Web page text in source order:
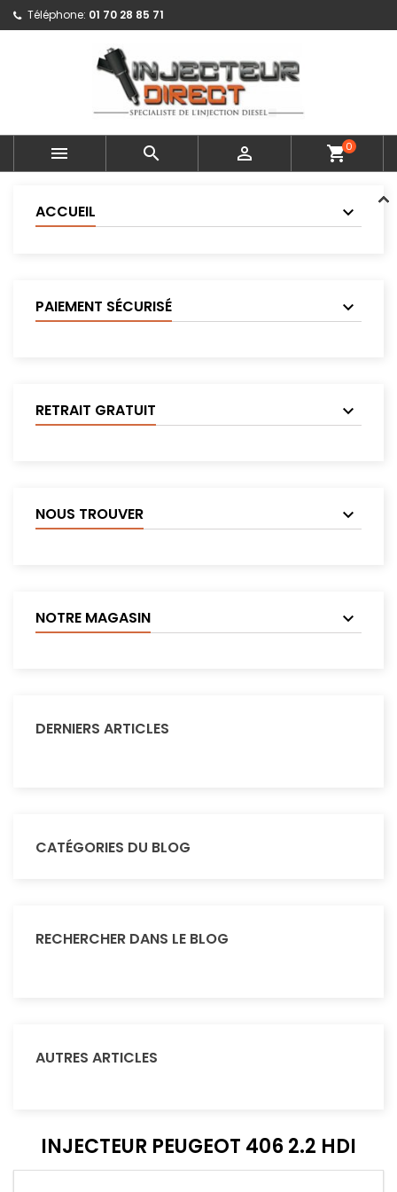
Téléphone: 01 70 28 85 71
   shopping_cart0
ACCUEIL
PAIEMENT SÉCURISÉ
RETRAIT GRATUIT
NOUS TROUVER
NOTRE MAGASIN
DERNIERS ARTICLES
CATÉGORIES DU BLOG
RECHERCHER DANS LE BLOG
AUTRES ARTICLES
INJECTEUR PEUGEOT 406 2.2 HDI